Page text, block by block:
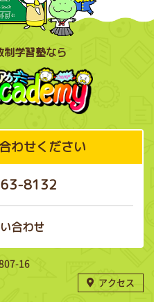
制学習塾なら
わせください
8132
合わせ
16
アクセス